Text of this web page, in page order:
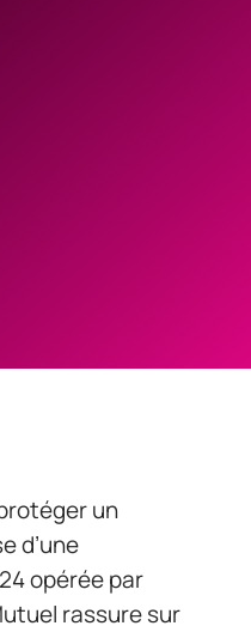
un
d’une
opérée par
rassure sur